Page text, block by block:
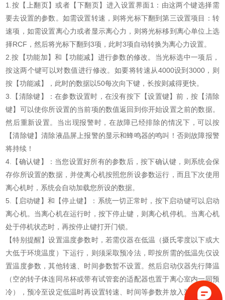
1.按【上翻页】或者【下翻页】进入设置界面1：由这两个键选择需
要去设置的参数。如需设置转速，则将光标下翻到第三设置项目：转
速项，如需设置离心力或者显示离心力，则将光标移到离心单位上选
择RCF，然后将光标下翻到3项，此时3项自动转换为离心力设置。
2.按【功能加】和【功能减】进行参数的修改。当光标选中一项后，
按这两个键可以对数值进行修改。如要将转速从4000设到3000，则
按【功能减】，此时的数据以50每次向下键，长按则减得更快。
3.【清除键】：在参数设置时，在没有按下【设置键】前，按【清除
键】可以使你所设置的当前项的数值返回到你开始设置之前的数据。
然后重新设置。当出现报警时，在故障已经排除的情况下，可以按
【清除键】清除液晶屏上报警的显示和蜂鸣器的鸣叫！否则故障报警
将持续！
4.【确认键】：当您设置好所有的参数后，按下确认键，则系统会保
存你所设置的数据，并使离心机按照您所设参数运行，而且下次使用
离心机时，系统会自动加载您所设的数据。
5.【启动键】和【停止键】：系统一切正常时，按下启动键可以启动
离心机。当离心机在运行时，按下停止键，则离心机停机。当离心机
处于停机状态时，再按停止键打开门锁。
【特别提醒】设置温度参数时，若需仪器在低温（摄氏零度以下或大
大低于环境温度）下运行，则须采取预冷法，即按所需的低温先仅设
置温度参数，其他转速、时间参数暂不设置。然后启动仪器先行降温
（空的转子体连同吊杯或带有试管套的适配器也置于离心室内一同预
冷），预冷至设定低温时再设置转速、时间等参数并放入装有溶液的